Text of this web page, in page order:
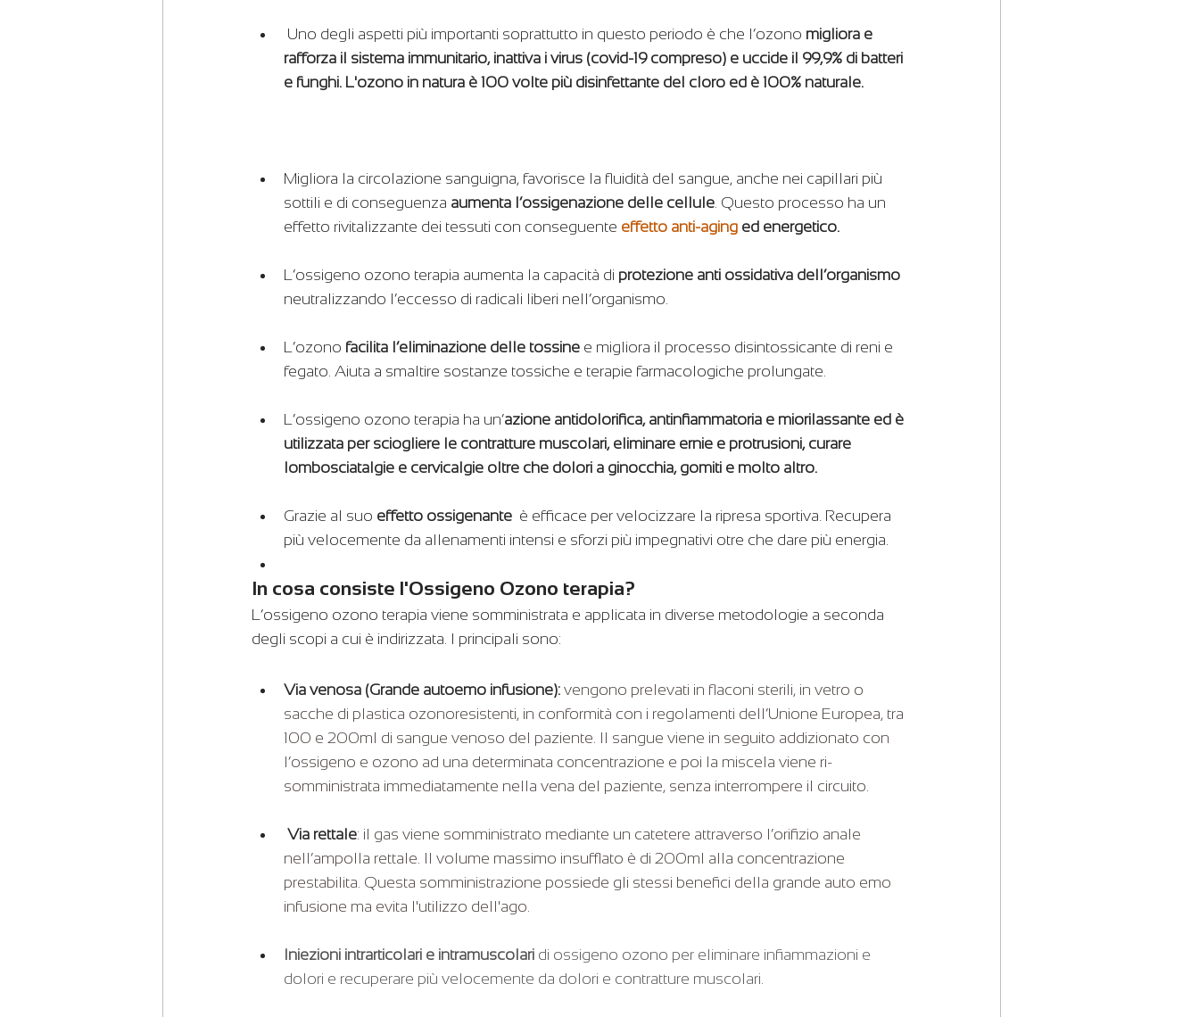
Uno degli aspetti più importanti soprattutto in questo periodo è che l’ozono migliora e
rafforza il sistema immunitario, inattiva i virus (covid-19 compreso) e uccide il 99,9% di batteri
e funghi. L'ozono in natura è 100 volte più disinfettante del cloro ed è 100% naturale.
Migliora la circolazione sanguigna, favorisce la fluidità del sangue, anche nei capillari più
sottili e di conseguenza aumenta l’ossigenazione delle cellule. Questo processo ha un
effetto rivitalizzante dei tessuti con conseguente effetto anti-aging ed energetico.
L’ossigeno ozono terapia aumenta la capacità di protezione anti ossidativa dell’organismo
neutralizzando l’eccesso di radicali liberi nell’organismo.
L’ozono facilita l’eliminazione delle tossine e migliora il processo disintossicante di reni e
fegato. Aiuta a smaltire sostanze tossiche e terapie farmacologiche prolungate.
L’ossigeno ozono terapia ha un’azione antidolorifica, antinfiammatoria e miorilassante ed è
utilizzata per sciogliere le contratture muscolari, eliminare ernie e protrusioni, curare
lombosciatalgie e cervicalgie oltre che dolori a ginocchia, gomiti e molto altro.
Grazie al suo effetto ossigenante è efficace per velocizzare la ripresa sportiva. Recupera
più velocemente da allenamenti intensi e sforzi più impegnativi otre che dare più energia.
In cosa consiste l'Ossigeno Ozono terapia?
L’ossigeno ozono terapia viene somministrata e applicata in diverse metodologie a seconda
degli scopi a cui è indirizzata. I principali sono:
Via venosa (Grande autoemo infusione): vengono prelevati in flaconi sterili, in vetro o
sacche di plastica ozonoresistenti, in conformità con i regolamenti dell’Unione Europea, tra
100 e 200ml di sangue venoso del paziente. Il sangue viene in seguito addizionato con
l’ossigeno e ozono ad una determinata concentrazione e poi la miscela viene ri-
somministrata immediatamente nella vena del paziente, senza interrompere il circuito.
Via rettale: il gas viene somministrato mediante un catetere attraverso l’orifizio anale
nell’ampolla rettale. Il volume massimo insufflato è di 200ml alla concentrazione
prestabilita. Questa somministrazione possiede gli stessi benefici della grande auto emo
infusione ma evita l'utilizzo dell'ago.
Iniezioni intrarticolari e intramuscolari di ossigeno ozono per eliminare infiammazioni e
dolori e recuperare più velocemente da dolori e contratture muscolari.